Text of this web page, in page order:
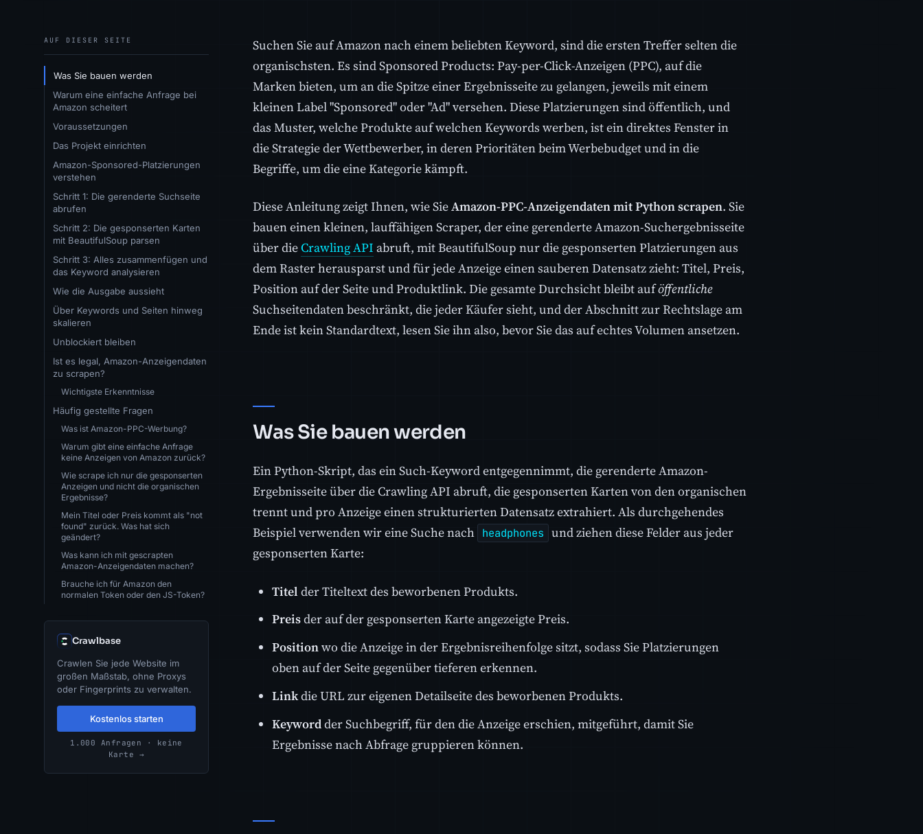
AUF DIESER SEITE
Was Sie bauen werden
Warum eine einfache Anfrage bei
Amazon scheitert
Voraussetzungen
Das Projekt einrichten
Amazon-Sponsored-Platzierungen
verstehen
Schritt 1: Die gerenderte Suchseite
abrufen
Schritt 2: Die gesponserten Karten
mit BeautifulSoup parsen
Schritt 3: Alles zusammenfügen und
das Keyword analysieren
Wie die Ausgabe aussieht
Über Keywords und Seiten hinweg
skalieren
Unblockiert bleiben
Ist es legal, Amazon-Anzeigendaten
zu scrapen?
Wichtigste Erkenntnisse
Häufig gestellte Fragen
Was ist Amazon-PPC-Werbung?
Warum gibt eine einfache Anfrage
keine Anzeigen von Amazon zurück?
Wie scrape ich nur die gesponserten
Anzeigen und nicht die organischen
Ergebnisse?
Mein Titel oder Preis kommt als "not
found" zurück. Was hat sich
geändert?
Was kann ich mit gescrapten
Amazon-Anzeigendaten machen?
Brauche ich für Amazon den
normalen Token oder den JS-Token?
Crawlbase
Crawlen Sie jede Website im
großen Maßstab, ohne Proxys
oder Fingerprints zu verwalten.
Kostenlos starten
1.000 Anfragen · keine
Karte →
Suchen Sie auf Amazon nach einem beliebten Keyword, sind die ersten Treffer selten die
organischsten. Es sind Sponsored Products: Pay-per-Click-Anzeigen (PPC), auf die
Marken bieten, um an die Spitze einer Ergebnisseite zu gelangen, jeweils mit einem
kleinen Label "Sponsored" oder "Ad" versehen. Diese Platzierungen sind öffentlich, und
das Muster, welche Produkte auf welchen Keywords werben, ist ein direktes Fenster in
die Strategie der Wettbewerber, in deren Prioritäten beim Werbebudget und in die
Begriffe, um die eine Kategorie kämpft.
Diese Anleitung zeigt Ihnen, wie SieAmazon-PPC-Anzeigendaten mit Python scrapen. Sie
bauen einen kleinen, lauffähigen Scraper, der eine gerenderte Amazon-Suchergebnisseite
über dieCrawling API abruft, mit BeautifulSoup nur die gesponserten Platzierungen aus
dem Raster herausparst und für jede Anzeige einen sauberen Datensatz zieht: Titel, Preis,
Position auf der Seite und Produktlink. Die gesamte Durchsicht bleibt auföffentliche
Suchseitendaten beschränkt, die jeder Käufer sieht, und der Abschnitt zur Rechtslage am
Ende ist kein Standardtext, lesen Sie ihn also, bevor Sie das auf echtes Volumen ansetzen.
Was Sie bauen werden
Ein Python-Skript, das ein Such-Keyword entgegennimmt, die gerenderte Amazon-
Ergebnisseite über die Crawling API abruft, die gesponserten Karten von den organischen
trennt und pro Anzeige einen strukturierten Datensatz extrahiert. Als durchgehendes
Beispiel verwenden wir eine Suche nach headphones und ziehen diese Felder aus jeder
gesponserten Karte:
Titel der Titeltext des beworbenen Produkts.
Preisder auf der gesponserten Karte angezeigte Preis.
Positionwo die Anzeige in der Ergebnisreihenfolge sitzt, sodass Sie Platzierungen
oben auf der Seite gegenüber tieferen erkennen.
Linkdie URL zur eigenen Detailseite des beworbenen Produkts.
Keywordder Suchbegriff, für den die Anzeige erschien, mitgeführt, damit Sie
Ergebnisse nach Abfrage gruppieren können.